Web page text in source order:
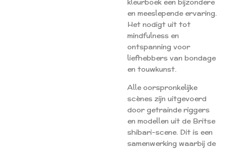
en meeslepende ervaring.
Het nodigt uit tot
mindfulness en
ontspanning voor
liefhebbers van bondage
en touwkunst.
Alle oorspronkelijke
scènes zijn uitgevoerd
door getrainde riggers
en modellen uit de Britse
shibari-scene. Dit is een
samenwerking waarbij de